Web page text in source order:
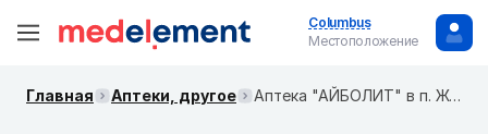
Columbus
Местоположение
Главная Аптеки, другое Аптека "АЙБОЛИТ" в п. Жанаконыс